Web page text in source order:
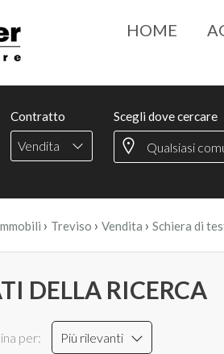
HOME
Contratto
Vendita
Scegli dove cercare
› Treviso › Vendita › Schiera di
DELLA RICERCA
per: Più rilevanti